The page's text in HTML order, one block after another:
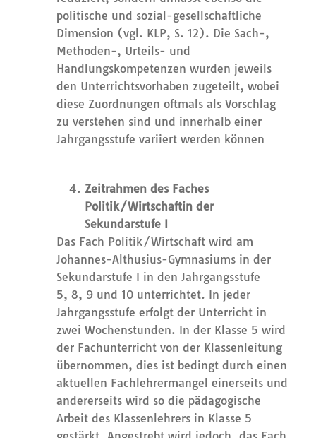
politische und sozial-gesellschaftliche
Dimension (vgl. KLP, S. 12). Die Sach-,
Methoden-, Urteils- und
Handlungskompetenzen wurden jeweils
den Unterrichtsvorhaben zugeteilt, wobei
diese Zuordnungen oftmals als Vorschlag
zu verstehen sind und innerhalb einer
Jahrgangsstufe variiert werden können
Zeitrahmen des Faches
Politik/Wirtschaftin der
Sekundarstufe I
Das Fach Politik/Wirtschaft wird am
Johannes-Althusius-Gymnasiums in der
Sekundarstufe I in den Jahrgangsstufe
5, 8, 9 und 10 unterrichtet. In jeder
Jahrgangsstufe erfolgt der Unterricht in
zwei Wochenstunden. In der Klasse 5 wird
der Fachunterricht von der Klassenleitung
übernommen, dies ist bedingt durch einen
aktuellen Fachlehrermangel einerseits und
andererseits wird so die pädagogische
Arbeit des Klassenlehrers in Klasse 5